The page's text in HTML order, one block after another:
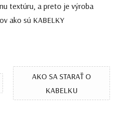
textúru, a preto je výroba
ako sú KABELKY
AKO SA STARAŤ O
KABELKU